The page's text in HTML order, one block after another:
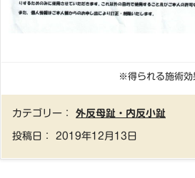
※得られる施術効
カテゴリー： 外反母趾・内反小趾
投稿日： 2019年12月13日